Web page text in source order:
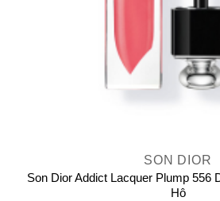
SON DIOR
Son Dior Addict Lacquer Plump 556
Hô